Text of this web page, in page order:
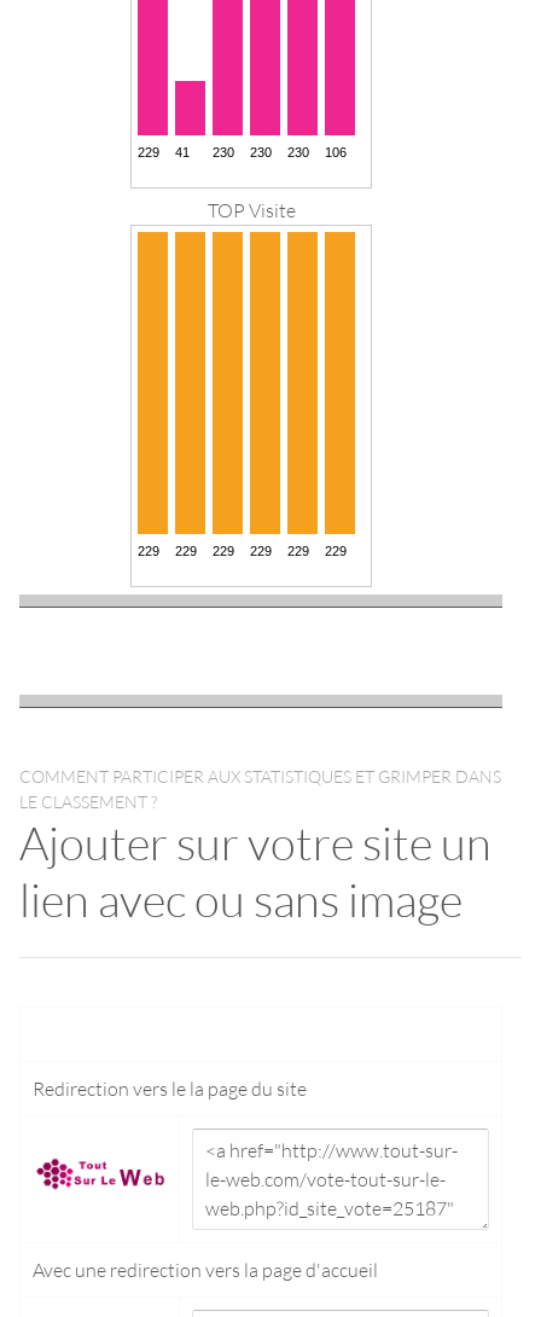
TOP Visite
COMMENT PARTICIPER AUX STATISTIQUES ET GRIMPER DANS
LE CLASSEMENT ?
Ajouter sur votre site un
lien avec ou sans image
Redirection vers le la page du site
Avec une redirection vers la page d'accueil